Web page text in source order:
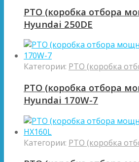
PTO (коробка отбора
Hyundai 250DE
Категории: PTO (коробка
PTO (коробка отбора
Hyundai 170W-7
Категории: PTO (коробка